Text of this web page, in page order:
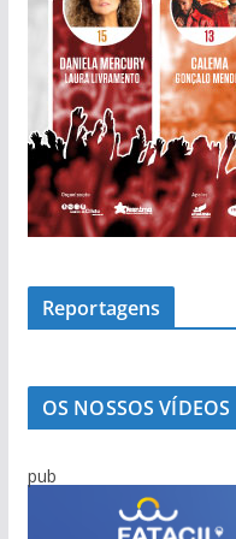
Reportagens
OS NOSSOS VÍDEOS
pub